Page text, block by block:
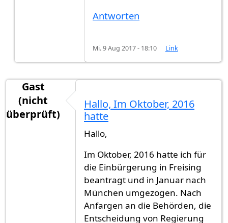
Antworten
Mi. 9 Aug 2017 - 18:10 Link
Gast
(nicht
überprüft)
Hallo, Im Oktober, 2016
hatte
Hallo,
Im Oktober, 2016 hatte ich für
die Einbürgerung in Freising
beantragt und in Januar nach
München umgezogen. Nach
Anfargen an die Behörden, die
Entscheidung von Regierung